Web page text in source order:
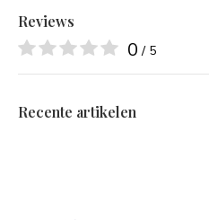
Reviews
0 / 5
Recente artikelen